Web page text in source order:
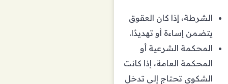
الشرطة، إذا كان العقوق
يتضمن إساءة أو تهديدًا.
المحكمة الشرعية أو
المحكمة العامة، إذا كانت
الشكوى تحتاج إلى تدخل